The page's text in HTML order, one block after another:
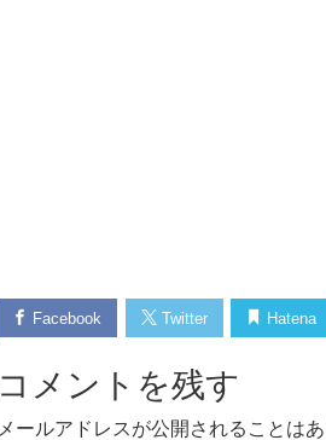
Facebook Twitter Hatena
コメントを残す
メールアドレスが公開されることはあ